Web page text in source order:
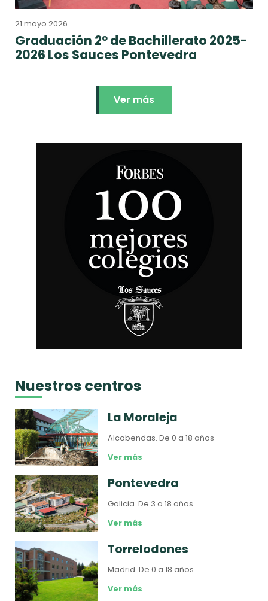
21 mayo 2026
Graduación 2º de Bachillerato 2025-
2026 Los Sauces Pontevedra
Ver más
Nuestros centros
La Moraleja
Alcobendas.De 0 a 18 años
Ver más
Pontevedra
Galicia.De 3 a 18 años
Ver más
Torrelodones
Madrid.De 0 a 18 años
Ver más